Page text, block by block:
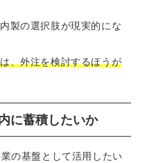
製の選択肢が現実的にな
、外注を検討するほうが
に蓄積したいか
の基盤として活用したい